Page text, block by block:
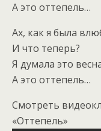
А это оттепель…
Ах, как я была
И что теперь?
Я думала это
А это оттепель…
Смотреть
«Оттепель»